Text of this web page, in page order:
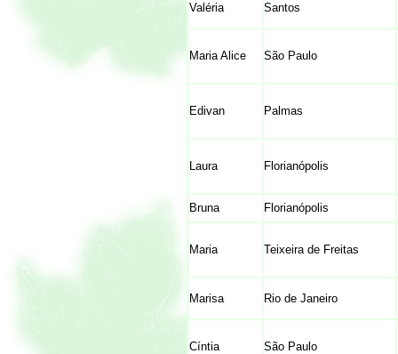
Valéria Santos
Maria Alice São Paulo
Edivan Palmas
Laura Florianópolis
Bruna Florianópolis
Maria Teixeira de Freitas
Marisa Rio de Janeiro
Cíntia São Paulo